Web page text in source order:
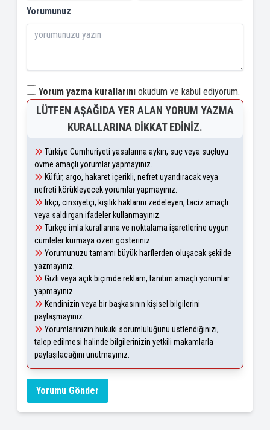
Yorumunuz
Yorum yazma kurallarını okudum ve kabul ediyorum.
LÜTFEN AŞAĞIDA YER ALAN YORUM YAZMA
KURALLARINA DIKKAT EDINIZ.
Türkiye Cumhuriyeti yasalarına aykırı, suç veya suçluyu
övme amaçlı yorumlar yapmayınız.
Küfür, argo, hakaret içerikli, nefret uyandıracak veya
nefreti körükleyecek yorumlar yapmayınız.
Irkçı, cinsiyetçi, kişilik haklarını zedeleyen, taciz amaçlı
veya saldırgan ifadeler kullanmayınız.
Türkçe imla kurallarına ve noktalama işaretlerine uygun
cümleler kurmaya özen gösteriniz.
Yorumunuzu tamamı büyük harflerden oluşacak şekilde
yazmayınız.
Gizli veya açık biçimde reklam, tanıtım amaçlı yorumlar
yapmayınız.
Kendinizin veya bir başkasının kişisel bilgilerini
paylaşmayınız.
Yorumlarınızın hukuki sorumluluğunu üstlendiğinizi,
talep edilmesi halinde bilgilerinizin yetkili makamlarla
paylaşılacağını unutmayınız.
Yorumu Gönder